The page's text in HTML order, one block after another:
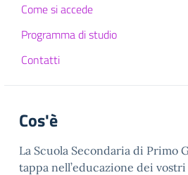
Come si accede
Programma di studio
Contatti
Cos'è
La Scuola Secondaria di Primo
tappa nell’educazione dei